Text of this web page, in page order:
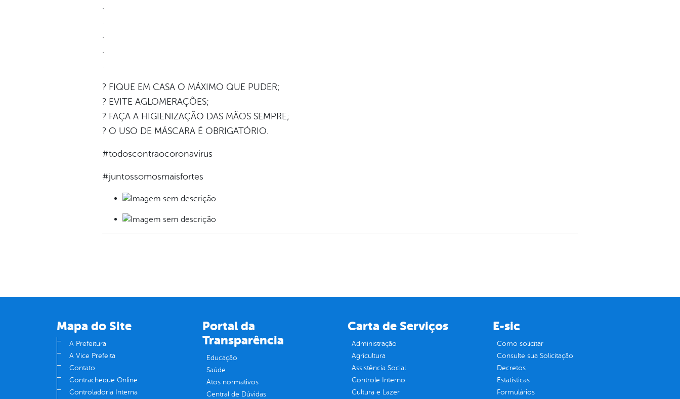
.
.
.
.
.
? FIQUE EM CASA O MÁXIMO QUE PUDER;
? EVITE AGLOMERAÇÕES;
? FAÇA A HIGIENIZAÇÃO DAS MÃOS SEMPRE;
? O USO DE MÁSCARA É OBRIGATÓRIO.
#todoscontraocoronavirus
#juntossomosmaisfortes
Mapa do Site
A Prefeitura
A Vice Prefeita
Contato
Contracheque Online
Controladoria Interna
Portal da
Transparência
Educação
Saúde
Atos normativos
Central de Dúvidas
Carta de Serviços
Administração
Agricultura
Assistência Social
Controle Interno
Cultura e Lazer
E-sic
Como solicitar
Consulte sua Solicitação
Decretos
Estatísticas
Formulários